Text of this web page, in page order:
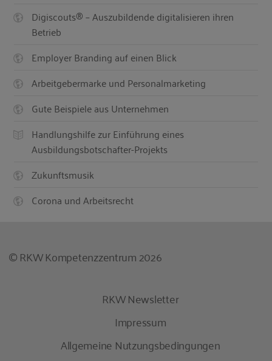
Digiscouts® – Auszubildende digitalisieren ihren
Betrieb
Employer Branding auf einen Blick
Arbeitgebermarke und Personalmarketing
Gute Beispiele aus Unternehmen
Handlungshilfe zur Einführung eines
Ausbildungsbotschafter-Projekts
Zukunftsmusik
Corona und Arbeitsrecht
© RKW Kompetenzzentrum 2026
RKW Newsletter
Impressum
Allgemeine Nutzungsbedingungen